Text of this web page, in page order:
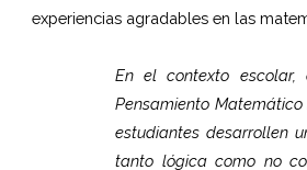
experiencias agradables en las
En el contexto escolar,
Pensamiento
estudiantes desarrollen
tanto lógica como no